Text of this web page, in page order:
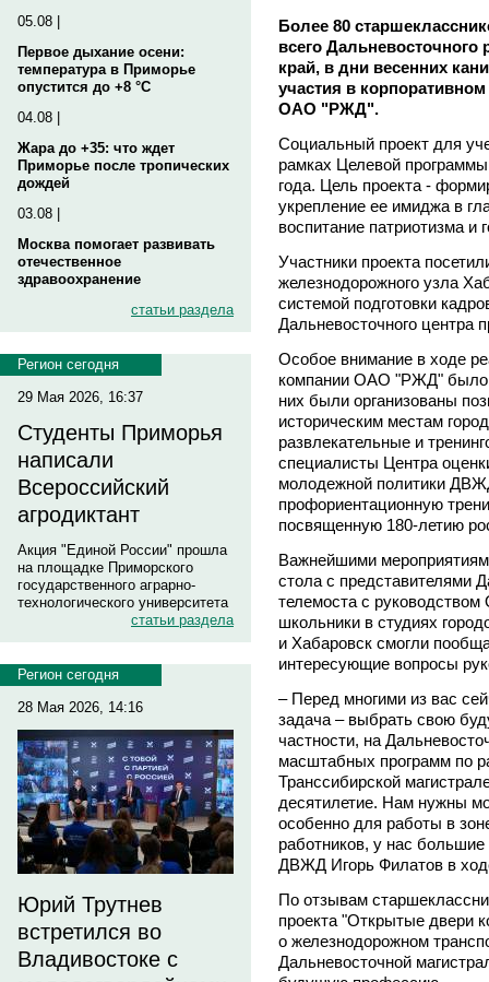
05.08 |
Первое дыхание осени:
температура в Приморье
опустится до +8 °C
04.08 |
Жара до +35: что ждет
Приморье после тропических
дождей
03.08 |
Москва помогает развивать
отечественное
здравоохранение
статьи раздела
Регион сегодня
29 Мая 2026, 16:37
Студенты Приморья
написали
Всероссийский
агродиктант
Акция "Единой России" прошла
на площадке Приморского
государственного аграрно-
технологического университета
статьи раздела
Регион сегодня
28 Мая 2026, 14:16
Юрий Трутнев
встретился во
Владивостоке с
Более 80
всего Дальневосточного
край, в дни весенних
участия в
ОАО "РЖД".
Социальный проект для
рамках Целевой
года. Цель проекта -
укрепление ее имиджа в
воспитание патриотизма и
Участники проекта
железнодорожного узла
системой подготовки
Дальневосточного центра
Особое внимание в ходе
компании ОАО "РЖД" было
них были организованы
историческим местам
развлекательные и
специалисты Центра
молодежной политики
профориентационную
посвященную 180-летию
Важнейшими
стола с представителями
телемоста с
школьники в студиях
и Хабаровск смогли
интересующие вопросы
– Перед многими из вас
задача – выбрать свою
частности, на
масштабных программ по
Транссибирской
десятилетие. Нам нужны
особенно для работы в
работников, у нас
ДВЖД Игорь Филатов в
По отзывам
проекта "Открытые двери
о железнодорожном
Дальневосточной